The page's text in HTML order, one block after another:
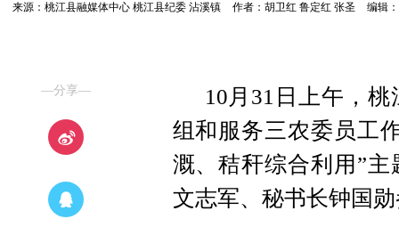
来源：桃江县融媒体中心 桃江县纪委 沾溪镇 作者：胡卫红 鲁定红 张圣 编辑
—分享—
10月31日上午，
组和服务三农委员工
溉、秸秆综合利用”
文志军、秘书长钟国